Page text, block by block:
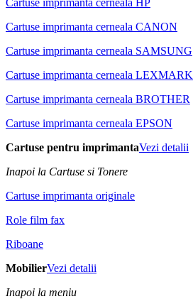
Cartuse imprimanta cerneala HP
Cartuse imprimanta cerneala CANON
Cartuse imprimanta cerneala SAMSUNG
Cartuse imprimanta cerneala LEXMARK
Cartuse imprimanta cerneala BROTHER
Cartuse imprimanta cerneala EPSON
Cartuse pentru imprimantaVezi detalii
Inapoi la Cartuse si Tonere
Cartuse imprimanta originale
Role film fax
Riboane
MobilierVezi detalii
Inapoi la meniu